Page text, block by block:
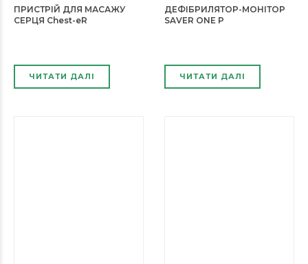
ПРИСТРІЙ ДЛЯ МАСАЖУ
СЕРЦЯ Chest-eR
ЧИТАТИ ДАЛІ
ДЕФІБРИЛЯТОР-МОНІТОР
SAVER ONE P
ЧИТАТИ ДАЛІ